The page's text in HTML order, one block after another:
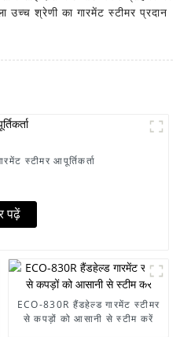
उच्च श्रेणी का गारमेंट स्टीमर प्रदान
स्टीमर आपूर्तिकर्ता
पढ़ें
ECO-830R हैंडहेल्ड गारमेंट स्टीमर
से कपड़ों को आसानी से स्टीम करें